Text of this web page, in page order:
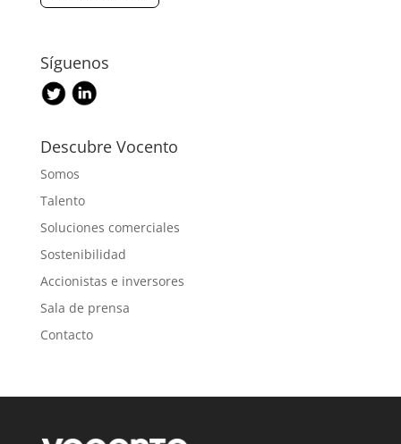
Síguenos
Descubre Vocento
Somos
Talento
Soluciones comerciales
Sostenibilidad
Accionistas e inversores
Sala de prensa
Contacto